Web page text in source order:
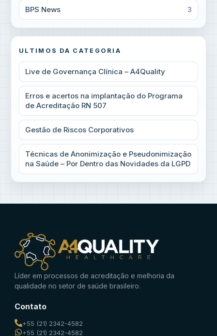
BPS News 3
ULTIMOS DA CATEGORIA
Live de Governança Clínica – A4Quality
Erros e acertos na implantação do Programa
de Acreditação RN 507
Gestão de Riscos Corporativos
Técnicas de Anonimização e Pseudonimização
na Saúde – Por Dentro das Novidades da LGPD
Líder em processos de acreditação e melhoria da
qualidade no setor de saúde brasileiro.
Contato
+55 (21) 2342-4582
+55 (21) 2342-4582